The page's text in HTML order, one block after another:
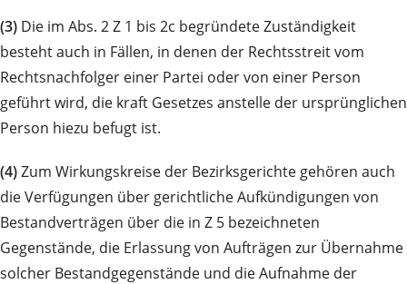
(3) Die im Abs. 2 Z 1 bis 2c begründete Zuständigkeit
besteht auch in Fällen, in denen der Rechtsstreit vom
Rechtsnachfolger einer Partei oder von einer Person
geführt wird, die kraft Gesetzes anstelle der ursprünglichen
Person hiezu befugt ist.
(4)Zum Wirkungskreise der Bezirksgerichte gehören auch
die Verfügungen über gerichtliche Aufkündigungen von
Bestandverträgen über die in Z 5 bezeichneten
Gegenstände, die Erlassung von Aufträgen zur Übernahme
solcher Bestandgegenstände und die Aufnahme der